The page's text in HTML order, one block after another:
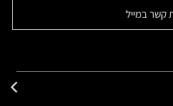
קשר במייל